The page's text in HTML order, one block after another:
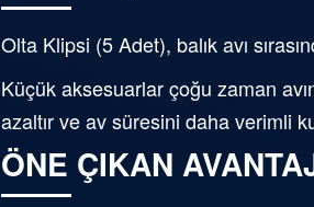
Olta Klipsi (5 Adet), balık avı
Küçük aksesuarlar çoğu zaman avın
azaltır ve av süresini daha verimli
ÖNE ÇIKAN